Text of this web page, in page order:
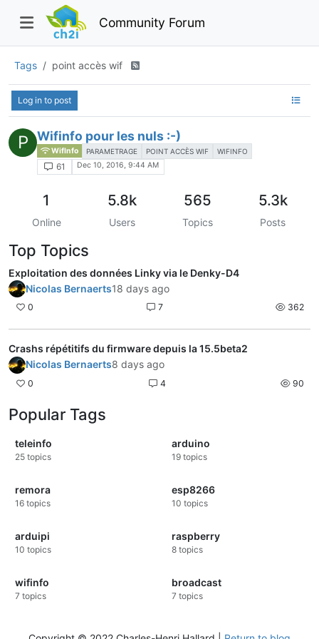
Community Forum
Tags point accès wif
Log in to post
P Wifinfo pour les nuls :-)
WifInfo PARAMETRAGE POINT ACCÈS WIF WIFINFO
61 Dec 10, 2016, 9:44 AM
1
Online
5.8k
Users
565
Topics
5.3k
Posts
Top Topics
Exploitation des données Linky via le Denky-D4
Nicolas Bernaerts18 days ago
0 7 362
Crashs répétitifs du firmware depuis la 15.5beta2
Nicolas Bernaerts8 days ago
0 4 90
Popular Tags
teleinfo
25 topics
arduino
19 topics
remora
16 topics
esp8266
10 topics
arduipi
10 topics
raspberry
8 topics
wifinfo
7 topics
broadcast
7 topics